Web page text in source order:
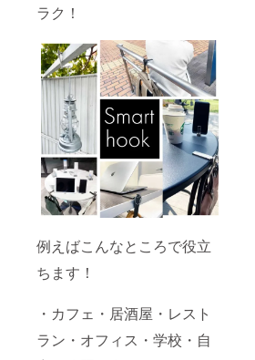
ラク！
例えばこんなところで役立
ちます！
・カフェ・居酒屋・レスト
ラン・オフィス・学校・自